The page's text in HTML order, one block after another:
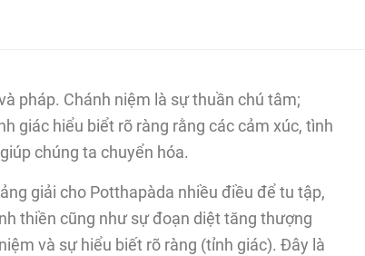
pháp. Chánh niệm là sự thuần chú tâm;
giác hiểu biểt rõ ràng rằng các cảm xúc, tình
chúng ta chuyển hóa.
giải cho Potthapàda nhiều điều để tu tập,
thiền cũng như sự đoạn diệt tăng thượng
và sự hiểu biết rõ ràng (tỉnh giác). Đây là